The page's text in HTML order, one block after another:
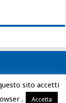
Vannsito accetti
.
Accetta